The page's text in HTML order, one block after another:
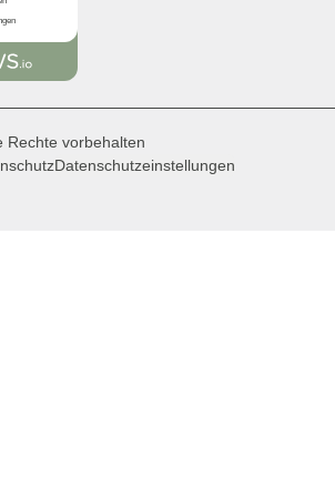
Rechte vorbehalten
Datenschutzeinstellungen